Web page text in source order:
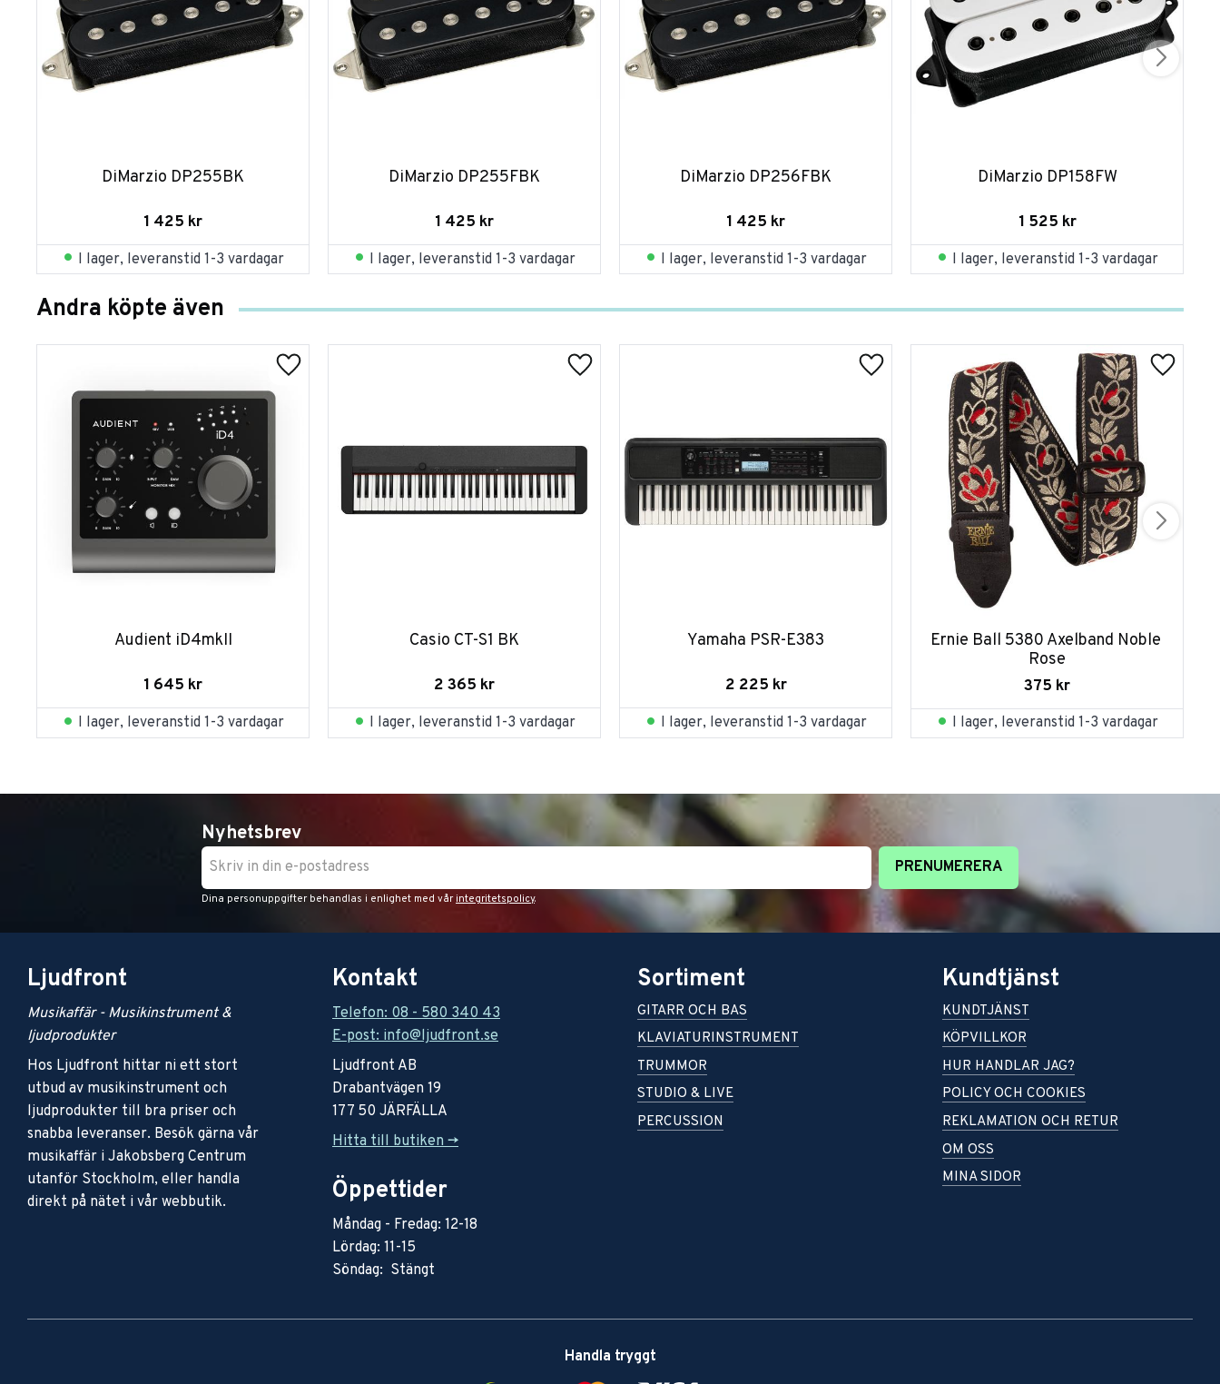
DiMarzio DP255BK
1 425 kr
I lager, leveranstid 1-3 vardagar
DiMarzio DP255FBK
1 425 kr
I lager, leveranstid 1-3 vardagar
DiMarzio DP256FBK
1 425 kr
I lager, leveranstid 1-3 vardagar
DiMarzio DP158FW
1 525 kr
I lager, leveranstid 1-3 vardagar
Andra köpte även
Audient iD4mkII
1 645 kr
I lager, leveranstid 1-3 vardagar
Casio CT-S1 BK
2 365 kr
I lager, leveranstid 1-3 vardagar
Yamaha PSR-E383
2 225 kr
I lager, leveranstid 1-3 vardagar
Ernie Ball 5380 Axelband Noble
Rose
375 kr
I lager, leveranstid 1-3 vardagar
Nyhetsbrev
PRENUMERERA
Dina personuppgifter behandlas i enlighet med vår integritetspolicy.
Ljudfront
Musikaffär - Musikinstrument &
ljudprodukter
Hos Ljudfront hittar ni ett stort
utbud av musikinstrument och
ljudprodukter till bra priser och
snabba leveranser. Besök gärna vår
musikaffär i Jakobsberg Centrum
utanför Stockholm, eller handla
direkt på nätet i vår webbutik.
Kontakt
Telefon: 08 - 580 340 43
E-post: info@ljudfront.se
Ljudfront AB
Drabantvägen 19
177 50 JÄRFÄLLA
Hitta till butiken ->
Öppettider
Måndag - Fredag: 12-18
Lördag: 11-15
Söndag: Stängt
Sortiment
GITARR OCH BAS
KLAVIATURINSTRUMENT
TRUMMOR
STUDIO & LIVE
PERCUSSION
Kundtjänst
KUNDTJÄNST
KÖPVILLKOR
HUR HANDLAR JAG?
POLICY OCH COOKIES
REKLAMATION OCH RETUR
OM OSS
MINA SIDOR
Handla tryggt